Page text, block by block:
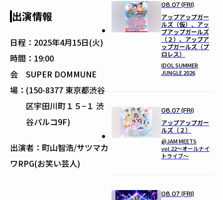
出演情報
日程： 2025年4月15日(火)
時間： 19:00
会
場：
SUPER DOMMUNE
(150-8377 東京都渋谷
区宇田川町１５−１ 渋
谷パルコ9F)
出演者：町山智浩/サツマカ
ワRPG(お笑い芸人)
08.07 (FRI)
アップアップガー
ルズ（仮）、アッ
プアップガールズ
（２）、アップア
ップガールズ（プ
ロレス）
IDOL SUMMER
JUNGLE 2026
08.07 (FRI)
アップアップガー
ルズ（２）
@JAM MEETS
vol.22〜オールナイ
トライブ〜
08.07 (FRI)